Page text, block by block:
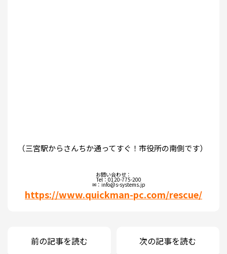
（三宮駅からさんちか通ってすぐ！市役所の南側です）
お問い合わせ：
Tel：0120-775-200
✉：info@s-systems.jp
https://www.quickman-pc.com/rescue/
前の記事を読む 次の記事を読む